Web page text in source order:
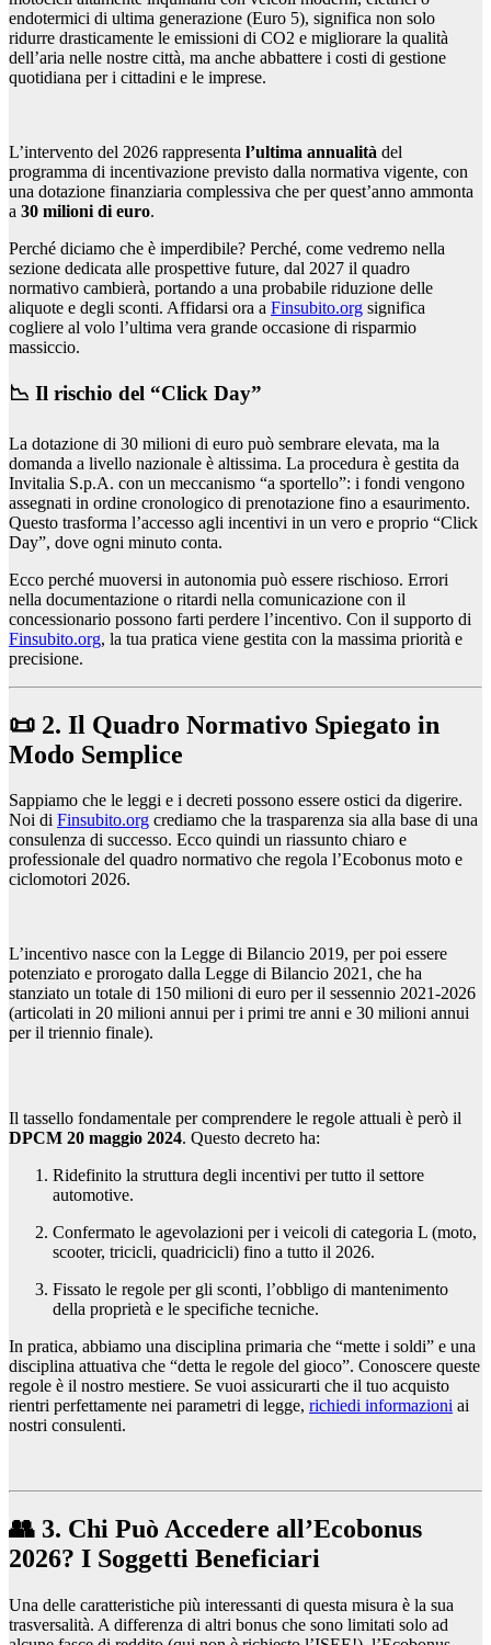
endotermici di ultima generazione (Euro 5), significa non solo
ridurre drasticamente le emissioni di CO2 e migliorare la qualità
dell’aria nelle nostre città, ma anche abbattere i costi di gestione
quotidiana per i cittadini e le imprese.
L’intervento del 2026 rappresenta l’ultima annualità del
programma di incentivazione previsto dalla normativa vigente, con
una dotazione finanziaria complessiva che per quest’anno ammonta
a 30 milioni di euro.
Perché diciamo che è imperdibile? Perché, come vedremo nella
sezione dedicata alle prospettive future, dal 2027 il quadro
normativo cambierà, portando a una probabile riduzione delle
aliquote e degli sconti. Affidarsi ora a Finsubito.org significa
cogliere al volo l’ultima vera grande occasione di risparmio
massiccio.
📉 Il rischio del “Click Day”
La dotazione di 30 milioni di euro può sembrare elevata, ma la
domanda a livello nazionale è altissima. La procedura è gestita da
Invitalia S.p.A. con un meccanismo “a sportello”: i fondi vengono
assegnati in ordine cronologico di prenotazione fino a esaurimento.
Questo trasforma l’accesso agli incentivi in un vero e proprio “Click
Day”, dove ogni minuto conta.
Ecco perché muoversi in autonomia può essere rischioso. Errori
nella documentazione o ritardi nella comunicazione con il
concessionario possono farti perdere l’incentivo. Con il supporto di
Finsubito.org, la tua pratica viene gestita con la massima priorità e
precisione.
📜 2. Il Quadro Normativo Spiegato in
Modo Semplice
Sappiamo che le leggi e i decreti possono essere ostici da digerire.
Noi di Finsubito.org crediamo che la trasparenza sia alla base di una
consulenza di successo. Ecco quindi un riassunto chiaro e
professionale del quadro normativo che regola l’Ecobonus moto e
ciclomotori 2026.
L’incentivo nasce con la Legge di Bilancio 2019, per poi essere
potenziato e prorogato dalla Legge di Bilancio 2021, che ha
stanziato un totale di 150 milioni di euro per il sessennio 2021-2026
(articolati in 20 milioni annui per i primi tre anni e 30 milioni annui
per il triennio finale).
Il tassello fondamentale per comprendere le regole attuali è però il
DPCM 20 maggio 2024. Questo decreto ha:
Ridefinito la struttura degli incentivi per tutto il settore
automotive.
Confermato le agevolazioni per i veicoli di categoria L (moto,
scooter, tricicli, quadricicli) fino a tutto il 2026.
Fissato le regole per gli sconti, l’obbligo di mantenimento
della proprietà e le specifiche tecniche.
In pratica, abbiamo una disciplina primaria che “mette i soldi” e una
disciplina attuativa che “detta le regole del gioco”. Conoscere queste
regole è il nostro mestiere. Se vuoi assicurarti che il tuo acquisto
rientri perfettamente nei parametri di legge, richiedi informazioni ai
nostri consulenti.
👥 3. Chi Può Accedere all’Ecobonus
2026? I Soggetti Beneficiari
Una delle caratteristiche più interessanti di questa misura è la sua
trasversalità. A differenza di altri bonus che sono limitati solo ad